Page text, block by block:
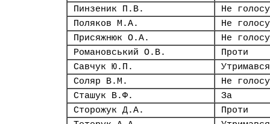
Пинзеник П.В.
Не
Поляков М.А.
Не
Присяжнюк О.А.
Не
Романовський О.В.
Проти
Савчук Ю.П.
Утримався
Соляр В.М.
Не
Сташук В.Ф.
За
Сторожук Д.А.
Проти